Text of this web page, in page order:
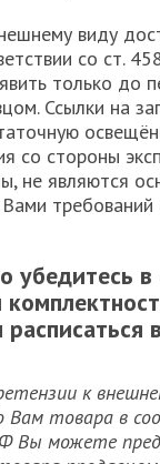
виду
со ст.
только до
Ссылки на
со стороны
не являются
убедитесь в
к
Вам товара в
Вы можете